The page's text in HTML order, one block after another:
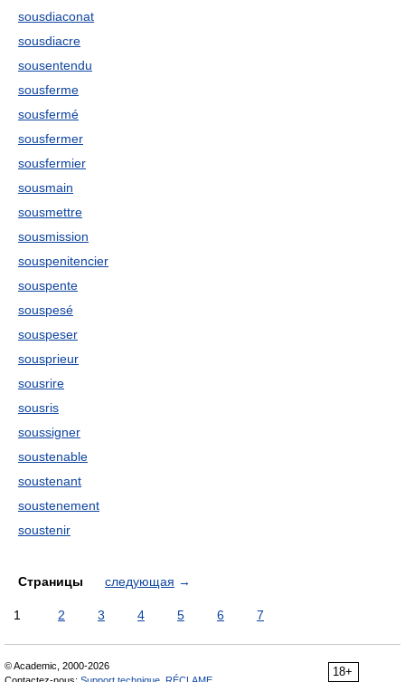
sousdiaconat
sousdiacre
sousentendu
sousferme
sousfermé
sousfermer
sousfermier
sousmain
sousmettre
sousmission
souspenitencier
souspente
souspesé
souspeser
sousprieur
sousrire
sousris
soussigner
soustenable
soustenant
soustenement
soustenir
Страницы следующая →
1 2 3 4 5 6 7
18+
© Academic, 2000-2026